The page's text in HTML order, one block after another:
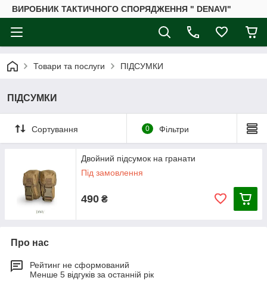
ВИРОБНИК ТАКТИЧНОГО СПОРЯДЖЕННЯ " DENAVI"
Товари та послуги ПІДСУМКИ
ПІДСУМКИ
Сортування 0 Фільтри
Двойний підсумок на гранати
Під замовлення
490 ₴
Про нас
Рейтинг не сформований
Менше 5 відгуків за останній рік